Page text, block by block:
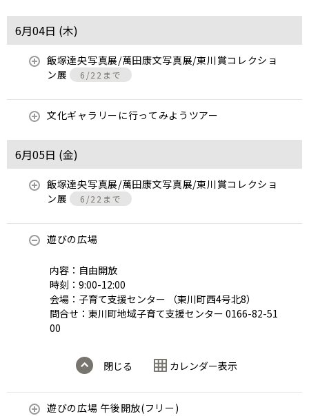
6月04日 (木)
飯塚達央写真展/萬田康文写真展/東川賞コレクショ
ン展
6/22まで
文化ギャラリーに行ってみようツアー
6月05日 (金)
飯塚達央写真展/萬田康文写真展/東川賞コレクショ
ン展
6/22まで
遊びの広場
内容：自由開放
時刻：9:00-12:00
会場：子育て支援センター （東川町西4号北8）
問合せ：東川町地域子育て支援センター 0166-82-51
00
閉じる カレンダー表示
遊びの広場 午後開放(フリー)